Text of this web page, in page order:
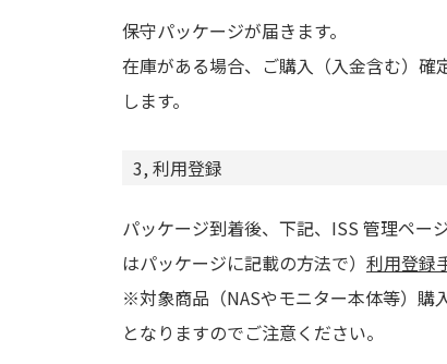
保守パッケージが届きます。
在庫がある場合、ご購入（入金含む）確
します。
3, 利用登録
パッケージ到着後、下記、ISS 管理ペー
はパッケージに記載の方法で） 利用登録
※対象商品（NASやモニター本体等）購
となりますのでご注意ください。